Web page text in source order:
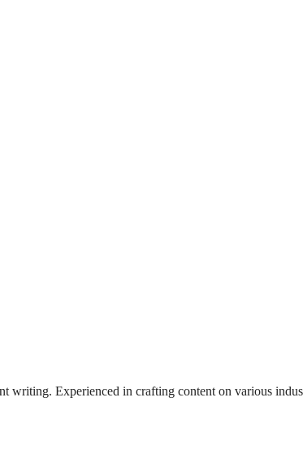
writing. Experienced in crafting content on various